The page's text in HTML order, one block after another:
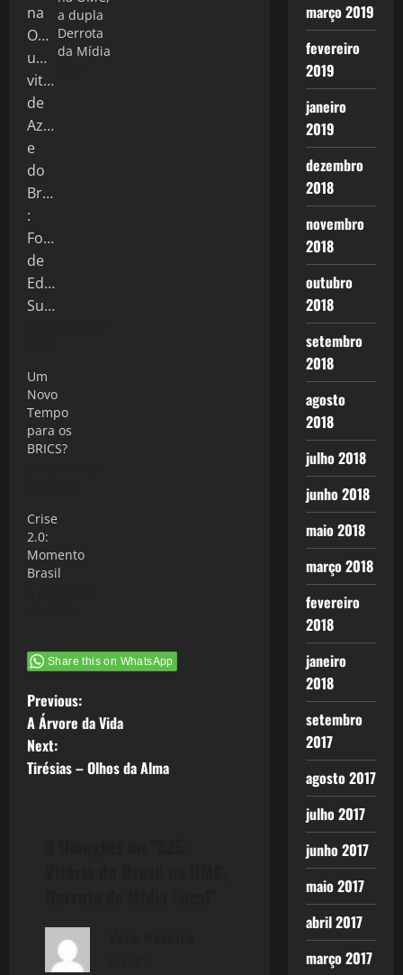
a dupla
Derrota
da Mídia
Um
Novo
Tempo
para os
BRICS?
Crise
2.0:
Momento
Brasil
Share this on WhatsApp
P
o
s
Previous:
A Árvore da Vida
Next:
Tirésias – Olhos da Alma
março 2019
fevereiro
2019
janeiro
2019
dezembro
2018
novembro
2018
outubro
2018
setembro
2018
agosto
2018
julho 2018
junho 2018
maio 2018
março 2018
fevereiro
2018
janeiro
2018
setembro
2017
agosto 2017
julho 2017
junho 2017
maio 2017
abril 2017
março 2017